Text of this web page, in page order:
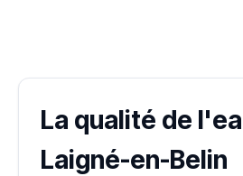
La qualité de
Laigné-en-Belin